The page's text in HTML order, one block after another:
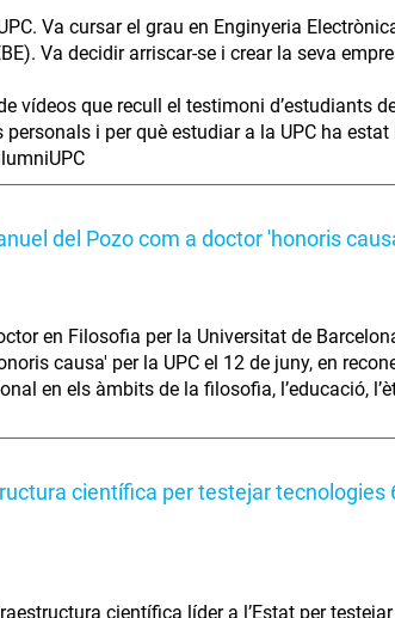
Va cursar el grau en Enginyeria
Va decidir arriscar-se i crear la seva
vídeos que recull el testimoni d’estudiants
personals i per què estudiar a la UPC ha
del Pozo com a doctor 'honoris
en Filosofia per la Universitat de
causa' per la UPC el 12 de juny, en
en els àmbits de la filosofia, l’educació,
científica per testejar tecnologies
científica líder a l’Estat per